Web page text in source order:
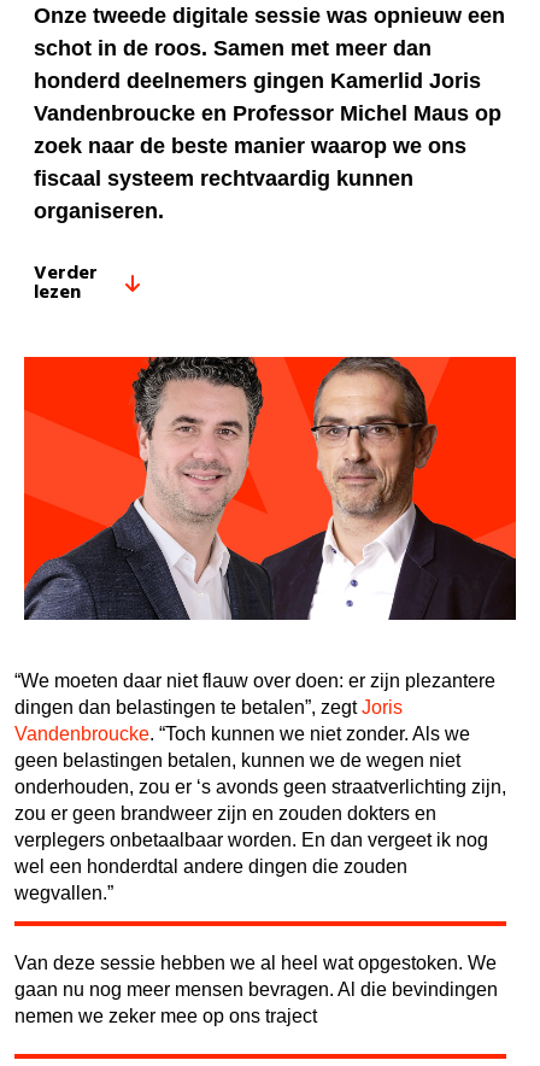
Onze tweede digitale sessie was opnieuw een
schot in de roos. Samen met meer dan
honderd deelnemers gingen Kamerlid Joris
Vandenbroucke en Professor Michel Maus op
zoek naar de beste manier waarop we ons
fiscaal systeem rechtvaardig kunnen
organiseren.
Verder
lezen
“We moeten daar niet flauw over doen: er zijn plezantere
dingen dan belastingen te betalen”, zegtJoris
Vandenbroucke. “Toch kunnen we niet zonder. Als we
geen belastingen betalen, kunnen we de wegen niet
onderhouden, zou er ‘s avonds geen straatverlichting zijn,
zou er geen brandweer zijn en zouden dokters en
verplegers onbetaalbaar worden. En dan vergeet ik nog
wel een honderdtal andere dingen die zouden
wegvallen.”
Van deze sessie hebben we al heel wat opgestoken. We
gaan nu nog meer mensen bevragen. Al die bevindingen
nemen we zeker mee op ons traject